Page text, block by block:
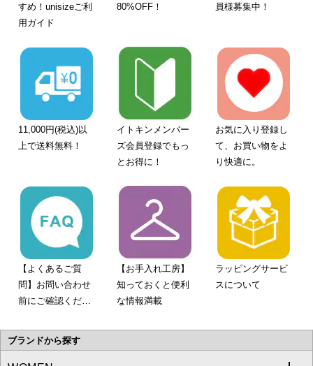
すめ！unisizeご利
用ガイド
80%OFF！
員様募集中！
11,000円(税込)以
上で送料無料！
イトキンメンバー
ズ会員登録でもっ
とお得に！
お気に入り登録し
て、お買い物をよ
り快適に。
【よくあるご質
問】お問い合わせ
前にご確認くださ
【お手入れ工房】
知っておくと便利
な情報満載
ラッピングサービ
スについて
ブランドから探す